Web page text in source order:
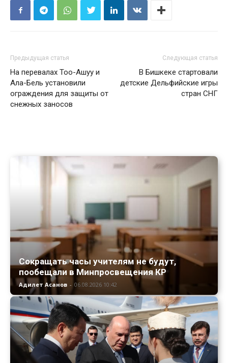
Предыдущая статья
На перевалах Тоо-Ашуу и
Ала-Бель установили
ограждения для защиты от
снежных заносов
Следующая статья
В Бишкеке стартовали
детские Дельфийские игры
стран СНГ
Сокращать часы учителям не будут,
пообещали в Минпросвещения КР
Адилет Асанов - 06.08.2026 10:42